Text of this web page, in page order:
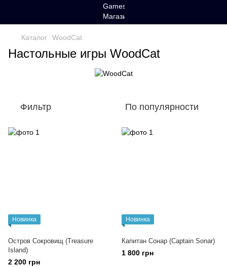
Каталог WoodCat
Настольные игры WoodCat
Фильтр По популярности
Новинка
Остров Сокровищ (Treasure
Island)
2 200 грн
Новинка
Капитан Сонар (Captain Sonar)
1 800 грн